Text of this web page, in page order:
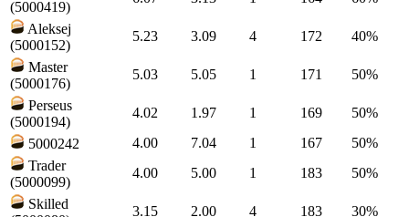
(5000419)
Aleksej
(5000152)
5.23 3.09 4 172
40%
Master
(5000176)
5.03 5.05 1 171
50%
Perseus
(5000194)
4.02 1.97 1 169
50%
5000242
4.00 7.04 1 167
50%
Trader
(5000099)
4.00 5.00 1 183
50%
Skilled
3.15 2.00 4 183 30%